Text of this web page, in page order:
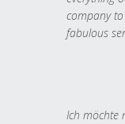
company
fabulous
Ich möchte